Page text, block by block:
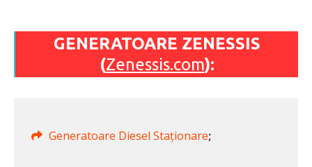
GENERATOARE ZENESSIS
(Zenessis.com):
Generatoare Diesel Staționare;